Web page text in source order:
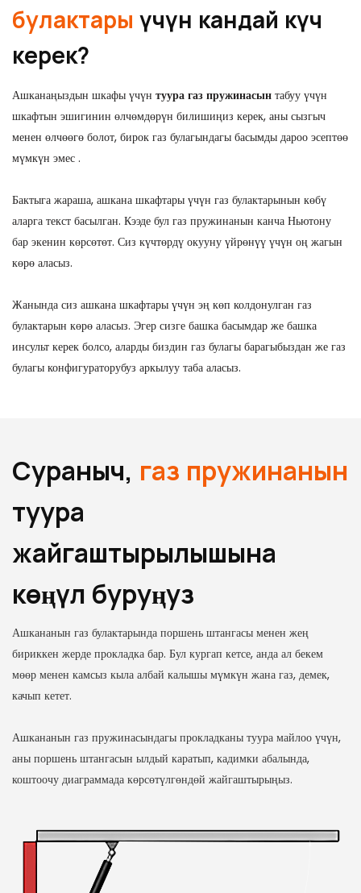
булактары үчүн кандай күч
керек?
Ашканаңыздын шкафы үчүн туура газ пружинасын табуу үчүн
шкафтын эшигинин өлчөмдөрүн билишиңиз керек, аны сызгыч
менен өлчөөгө болот, бирок газ булагындагы басымды дароо эсептөө
мүмкүн эмес .
Бактыга жараша, ашкана шкафтары үчүн газ булактарынын көбү
аларга текст басылган. Кээде бул газ пружинанын канча Ньютону
бар экенин көрсөтөт. Сиз күчтөрдү окууну үйрөнүү үчүн оң жагын
көрө аласыз.
Жанында сиз ашкана шкафтары үчүн эң көп колдонулган газ
булактарын көрө аласыз. Эгер сизге башка басымдар же башка
инсульт керек болсо, аларды биздин газ булагы барагыбыздан же газ
булагы конфигураторубуз аркылуу таба аласыз.
Сураныч, газ пружинанын
туура
жайгаштырылышына
көңүл буруңуз
Ашкананын газ булактарында поршень штангасы менен жең
бириккен жерде прокладка бар. Бул кургап кетсе, анда ал бекем
мөөр менен камсыз кыла албай калышы мүмкүн жана газ, демек,
качып кетет.
Ашкананын газ пружинасындагы прокладканы туура майлоо үчүн,
аны поршень штангасын ылдый каратып, кадимки абалында,
коштоочу диаграммада көрсөтүлгөндөй жайгаштырыңыз.